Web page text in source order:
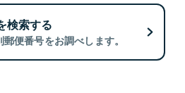
検索する
便番号をお調べします。